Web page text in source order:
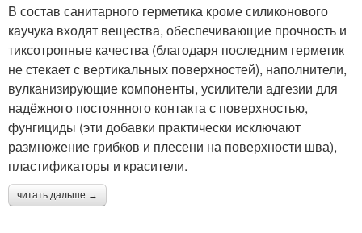
В состав санитарного герметика кроме силиконового
каучука входят вещества, обеспечивающие прочность и
тиксотропные качества (благодаря последним герметик
не стекает с вертикальных поверхностей), наполнители,
вулканизирующие компоненты, усилители адгезии для
надёжного постоянного контакта с поверхностью,
фунгициды (эти добавки практически исключают
размножение грибков и плесени на поверхности шва),
пластификаторы и красители.
читать дальше →